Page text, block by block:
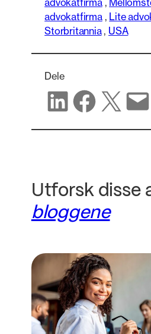
advokatfirma ,
advokatfirma , Lite
Storbritannia, USA
Dele
Del på LinkedIn
Del påDel på X Del via e-
Utforsk disse
bloggene